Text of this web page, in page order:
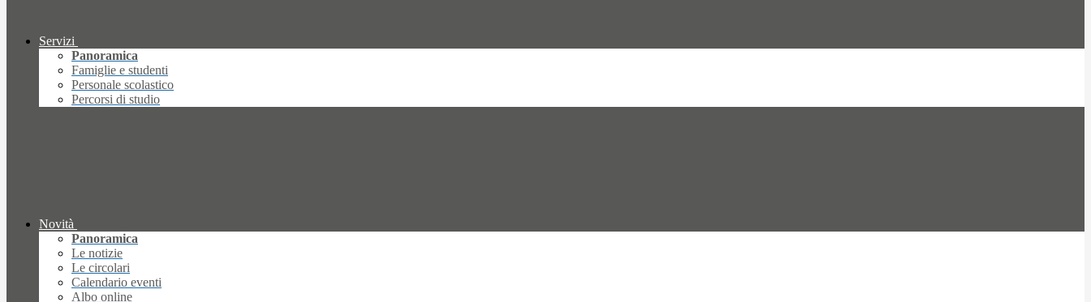
Servizi
Panoramica
Famiglie e studenti
Personale scolastico
Percorsi di studio
Novità
Panoramica
Le notizie
Le circolari
Calendario eventi
Albo online